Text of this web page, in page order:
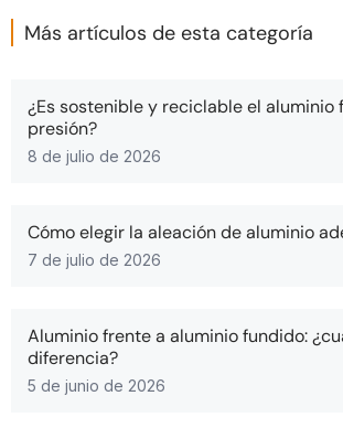
Más artículos de esta categoría
¿Es sostenible y reciclable el aluminio
presión?
8 de julio de 2026
Cómo elegir la aleación de aluminio
7 de julio de 2026
Aluminio frente a aluminio fundido:
diferencia?
5 de junio de 2026